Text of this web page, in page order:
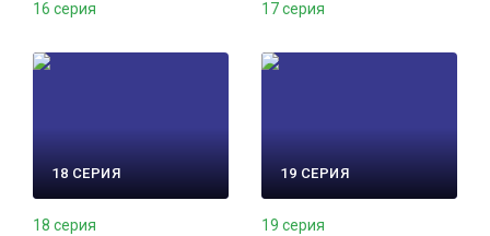
16 серия 17 серия
18 СЕРИЯ
18 серия
19 СЕРИЯ
19 серия